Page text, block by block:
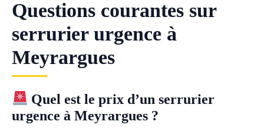
Questions courantes sur
serrurier urgence à
Meyrargues
Quel est le prix d’un serrurier
urgence à Meyrargues ?